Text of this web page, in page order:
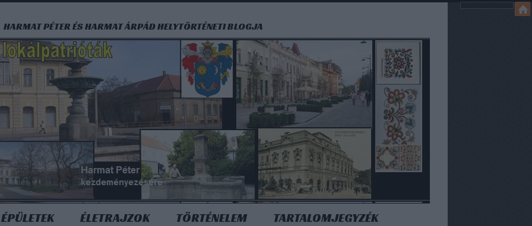
HARMAT PÉTER ÉS HARMAT ÁRPÁD HELYTÖRTÉNETI BLOGJA
ÉPÜLETEK ÉLETRAJZOK TÖRTÉNELEM TARTALOMJEGYZÉK